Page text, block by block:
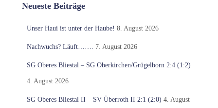
Neueste Beiträge
Unser Haui ist unter der Haube! 8. August 2026
Nachwuchs? Läuft……. 7. August 2026
SG Oberes Bliestal – SG Oberkirchen/Grügelborn 2:4 (1:2)
4. August 2026
SG Oberes Bliestal II – SV Überroth II 2:1 (2:0) 4. August